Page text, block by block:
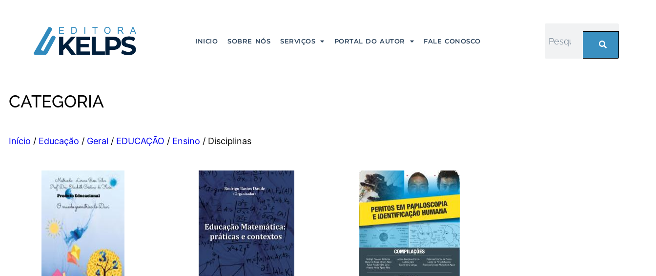
INICIO SOBRE NÓS SERVIÇOS PORTAL DO AUTOR FALE CONOSCO
CATEGORIA
Início / Educação / Geral / EDUCAÇÃO / Ensino / Disciplinas